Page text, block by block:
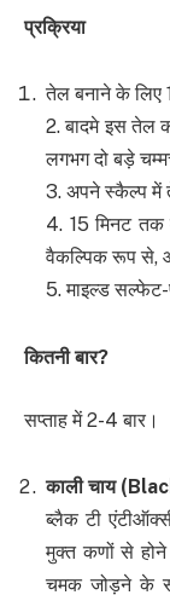
प्रक्रिया
तेल बनाने के
2. बादमे इस तेल
लगभग दो बड़े
3. अपने स्कैल्प में
4. 15 मिनट
वैकल्पिक रूप से,
5. माइल्ड
कितनी बार?
सप्ताह में 2-4 बार।
काली चाय
ब्लैक टी
मुक्त कणों से
चमक जोड़ने के